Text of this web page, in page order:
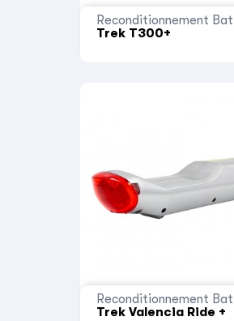
Reconditionnement
Trek T300+
Reconditionnement
Trek Valencia Ride +